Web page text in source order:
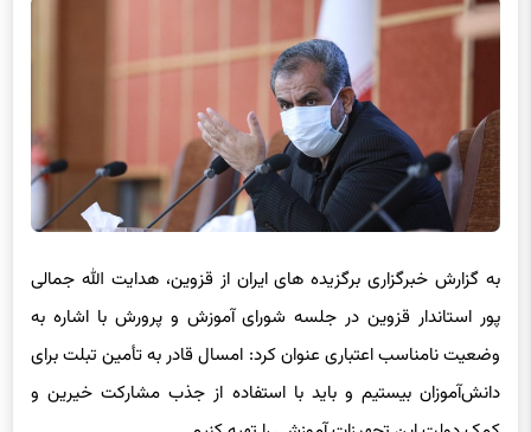
پور استاندار قزوین در جلسه شورای آموزش و پرورش با اشاره به
وضعیت نامناسب اعتباری عنوان کرد: امسال قادر به تأمین تبلت برای
دانش‌آموزان بیستیم و باید با استفاده از جذب مشارکت خیرین و
کمک دولت این تجهیزات آموزشی را تهیه کنیم.